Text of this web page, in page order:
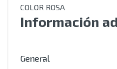
COLOR ROSA
Información
General